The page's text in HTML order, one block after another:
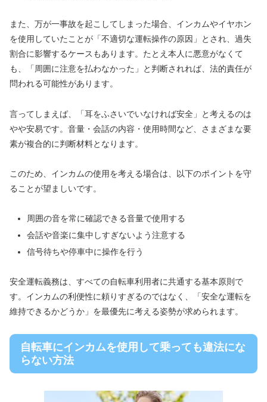
また、万が一事故を起こしてしまった場合、インカムやイヤホン
を使用していたことが「不適切な運転操作の原因」とされ、過失
割合に影響するケースもあります。たとえ本人に悪意がなくて
も、「周囲に注意を払わなかった」と判断されれば、法的責任が
問われる可能性があります。
言ってしまえば、「耳をふさいでいなければ安全」と考えるのは
やや安易です。音量・会話の内容・使用時間など、さまざまな要
素が複合的に判断材料となります。
このため、インカムの使用を考える場合は、以下のポイントを守
ることが望ましいです。
周囲の音を常に確認できる音量で使用する
会話や音楽に集中しすぎないよう注意する
信号待ちや停車中に操作を行う
安全運転義務は、すべての自転車利用者に共通する基本原則で
す。インカムの利便性に頼りすぎるのではなく、「安全な運転を
維持できるかどうか」を最優先に考える姿勢が求められます。
自転車にインカムを使用して乗っても違法にな
らない方法